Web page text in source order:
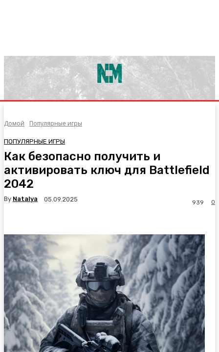
Домой Популярные игры
ПОПУЛЯРНЫЕ ИГРЫ
Как безопасно получить и
активировать ключ для Battlefield
2042
By Natalya 05.09.2025 0
939